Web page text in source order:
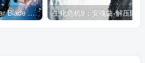
剑星-虚拟机版/ Stellar Blade v1.4.1|Build.19963153 终极版新补丁 送修改器 免安装中文版